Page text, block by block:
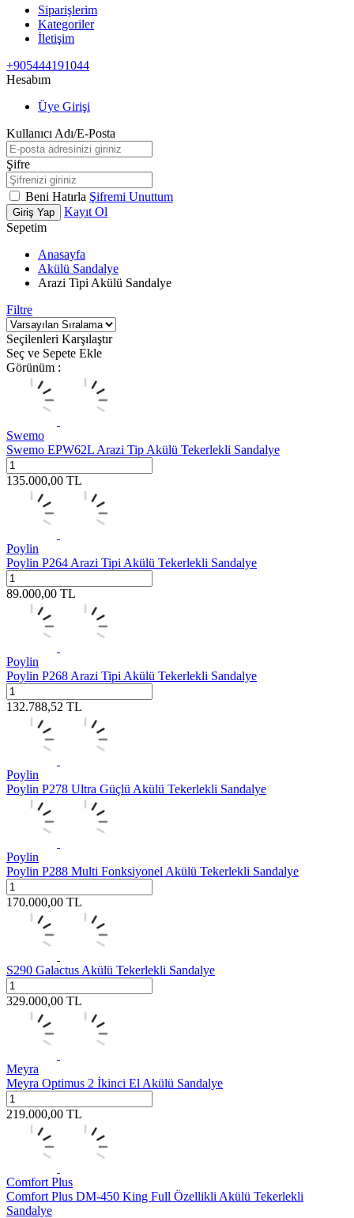
Siparişlerim
Kategoriler
İletişim
+905444191044
Hesabım
Üye Girişi
Kullanıcı Adı/E-Posta
Şifre
Beni Hatırla Şifremi Unuttum
Giriş Yap
Kayıt Ol
Sepetim
Anasayfa
Akülü Sandalye
Arazi Tipi Akülü Sandalye
Filtre
Seçilenleri Karşılaştır
Seç ve Sepete Ekle
Görünüm :
Swemo
Swemo EPW62L Arazi Tip Akülü Tekerlekli Sandalye
135.000,00 TL
Poylin
Poylin P264 Arazi Tipi Akülü Tekerlekli Sandalye
89.000,00 TL
Poylin
Poylin P268 Arazi Tipi Akülü Tekerlekli Sandalye
132.788,52 TL
Poylin
Poylin P278 Ultra Güçlü Akülü Tekerlekli Sandalye
Poylin
Poylin P288 Multi Fonksiyonel Akülü Tekerlekli Sandalye
170.000,00 TL
S290 Galactus Akülü Tekerlekli Sandalye
329.000,00 TL
Meyra
Meyra Optimus 2 İkinci El Akülü Sandalye
219.000,00 TL
Comfort Plus
Comfort Plus DM-450 King Full Özellikli Akülü Tekerlekli
Sandalye